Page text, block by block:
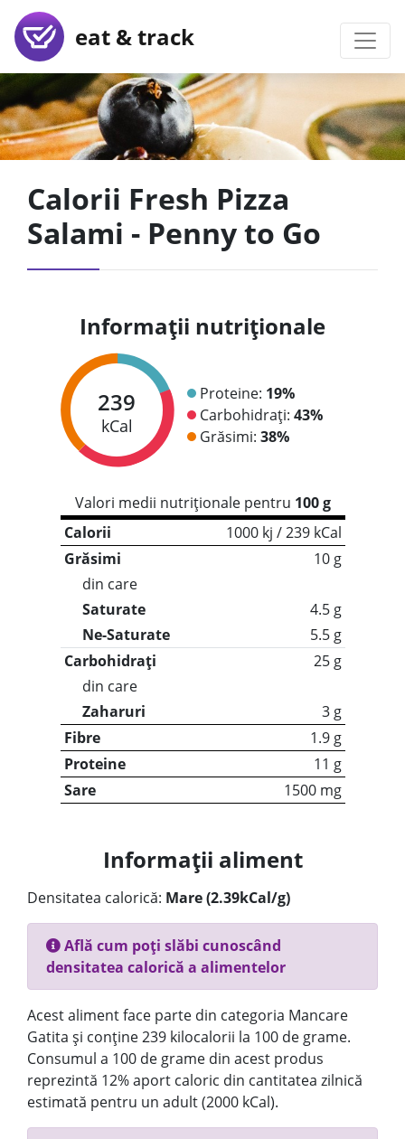
eat & track
Calorii Fresh Pizza
Salami - Penny to Go
Informații nutriționale
239
kCal
Proteine: 19%
Carbohidrați: 43%
Grăsimi: 38%
Valori medii nutriționale pentru 100 g
Calorii
1000 kj / 239 kCal
Grăsimi
10 g
din care
Saturate
4.5 g
Ne-Saturate
5.5 g
Carbohidrați
25 g
din care
Zaharuri
3 g
Fibre
1.9 g
Proteine
11 g
Sare
1500 mg
Informații aliment
Densitatea calorică: Mare (2.39kCal/g)
Află cum poți slăbi cunoscând
densitatea calorică a alimentelor
Acest aliment face parte din categoria Mancare
Gatita și conține 239 kilocalorii la 100 de grame.
Consumul a 100 de grame din acest produs
reprezintă 12% aport caloric din cantitatea zilnică
estimată pentru un adult (2000 kCal).